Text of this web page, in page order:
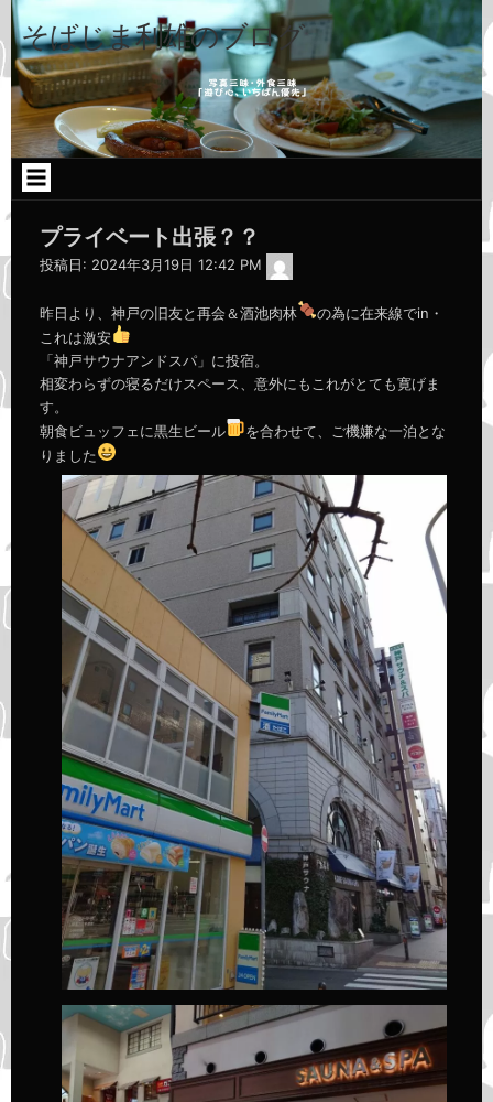
コ
ン
テ
ン
ツ
へ
ス
キ
ッ
そばじま利雄のブログ
プライベート出張？？
投稿日: 2024年3月19日 12:42 PM
昨日より、神戸の旧友と再会＆酒池肉林
の為に在来線でin・
これは激安
「神戸サウナアンドスパ」に投宿。
相変わらずの寝るだけスペース、意外にもこれがとても寛げま
す。
朝食ビュッフェに黒生ビール
を合わせて、ご機嫌な一泊とな
りました